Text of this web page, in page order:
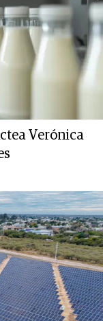
Verónica